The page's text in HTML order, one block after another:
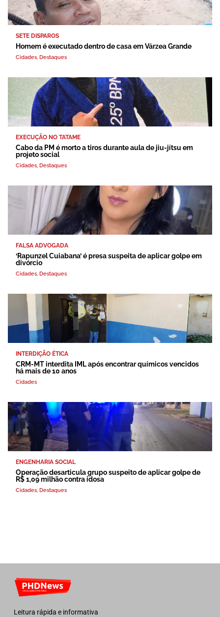
SETE DISPAROS
Homem é executado dentro de casa em Várzea Grande
Cidades, Destaques
EXECUÇÃO NO TATAME
Cabo da PM é morto a tiros durante aula de jiu-jítsu em
projeto social
Cidades, Destaques
FALSA ADVOGADA
‘Rapunzel Cuiabana’ é presa suspeita de aplicar golpe em
divórcio
Cidades, Destaques
INTERDIÇÃO ÉTICA
CRM-MT interdita IML após encontrar químicos vencidos
há mais de 10 anos
Cidades
ENGENHARIA SOCIAL
Operação desarticula grupo suspeito de aplicar golpe de
R$ 1,09 milhão contra idosa
Cidades, Destaques
Leitura rápida e informativa